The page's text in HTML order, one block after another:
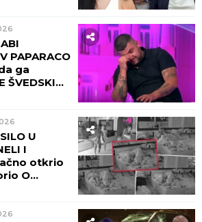
PAPARACO
ga
ŠVEDSKI
U
I
otkrio
O